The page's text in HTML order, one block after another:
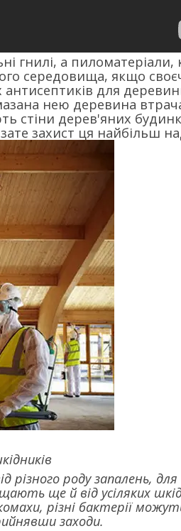
гнилі, а
середовища, якщо
для
нею деревина
дерев'яних
захист ця найбільш
роду запалень, для
ще й від усіляких
різні бактерії
заходи.